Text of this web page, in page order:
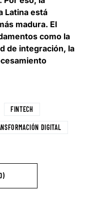
Latina está
madura. El
como la
de integración, la
FINTECH
DIGITAL